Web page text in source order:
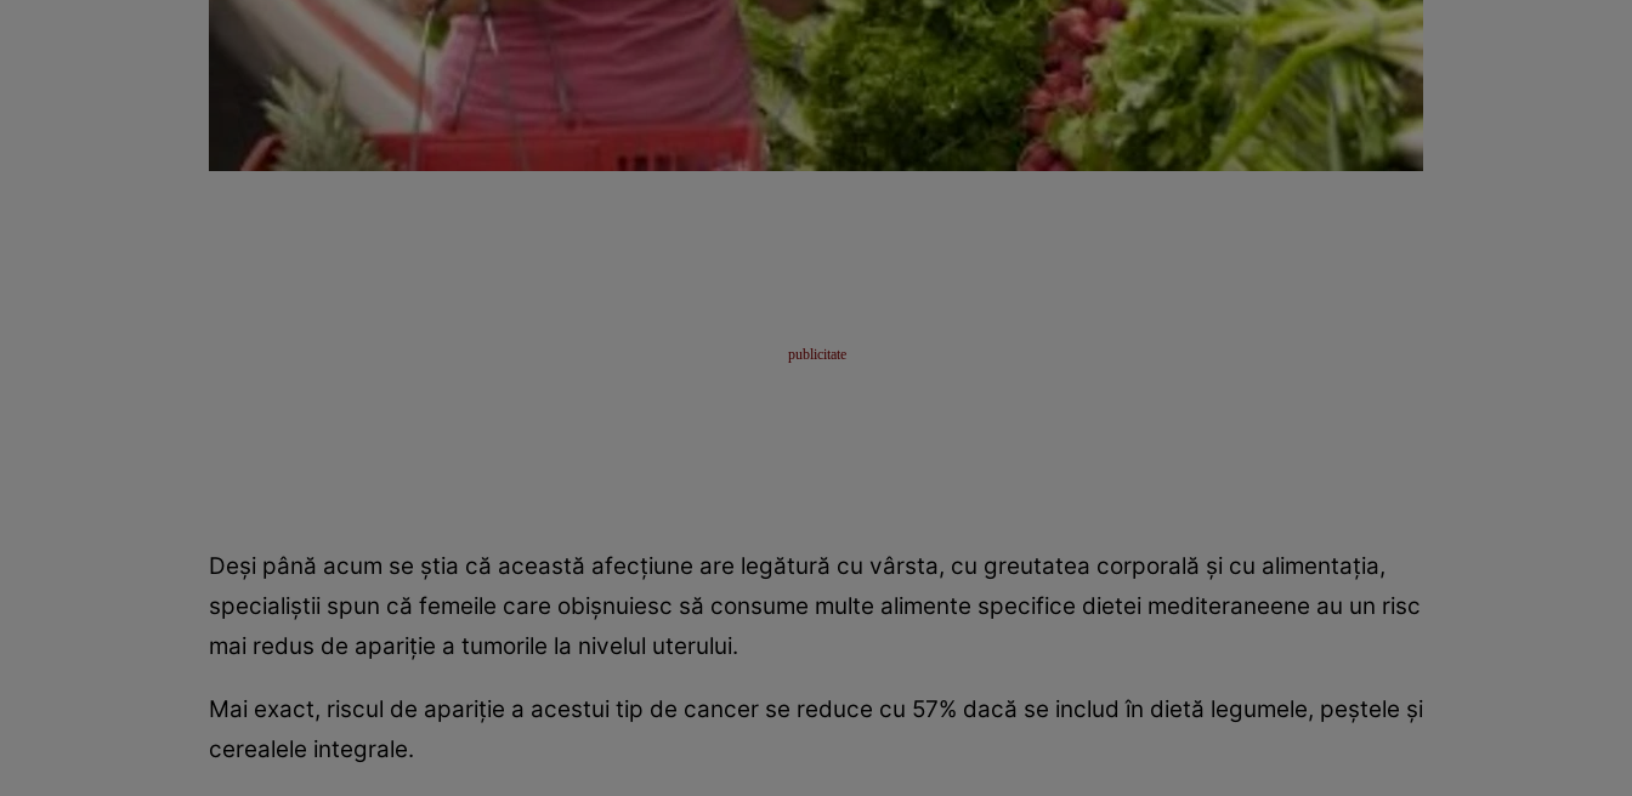
Deşi până acum se ştia că această afecţiune are legătură cu vârsta, cu greutatea corporală şi cu alimentaţia,
specialiştii spun că femeile care obişnuiesc să consume multe alimente specifice dietei mediteraneene au un risc
mai redus de apariţie a tumorile la nivelul uterului.
Mai exact, riscul de apariţie a acestui tip de cancer se reduce cu 57% dacă se includ în dietă legumele, peştele şi
cerealele integrale.